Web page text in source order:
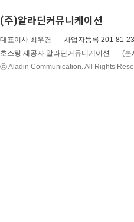
(주)알라딘커뮤니케이션
대표이사 최우경 사업자등록 201-81-
호스팅 제공자 알라딘커뮤니케이션
(본
ⓒ Aladin Communication. All Rights